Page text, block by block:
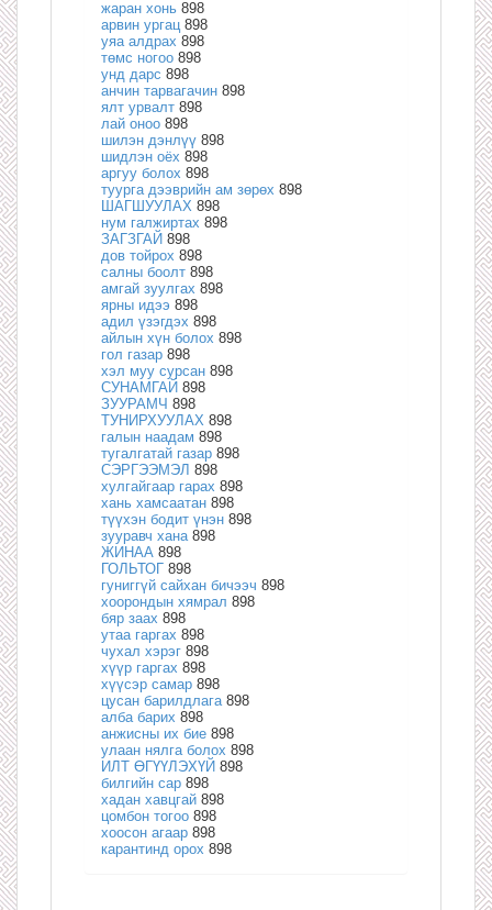
жаран хонь 898
арвин ургац 898
уяа алдрах 898
төмс ногоо 898
унд дарс 898
анчин тарвагачин 898
ялт урвалт 898
лай оноо 898
шилэн дэнлүү 898
шидлэн оёх 898
аргуу болох 898
туурга дээврийн ам зөрөх 898
ШАГШУУЛАХ 898
нум галжиртах 898
ЗАГЗГАЙ 898
дов тойрох 898
салны боолт 898
амгай зуулгах 898
ярны идээ 898
адил үзэгдэх 898
айлын хүн болох 898
гол газар 898
хэл муу сурсан 898
СУНАМГАЙ 898
ЗУУРАМЧ 898
ТУНИРХУУЛАХ 898
галын наадам 898
тугалгатай газар 898
СЭРГЭЭМЭЛ 898
хулгайгаар гарах 898
хань хамсаатан 898
түүхэн бодит үнэн 898
зууравч хана 898
ЖИНАА 898
ГОЛЬТОГ 898
гуниггүй сайхан бичээч 898
хоорондын хямрал 898
бяр заах 898
утаа гаргах 898
чухал хэрэг 898
хүүр гаргах 898
хүүсэр самар 898
цусан барилдлага 898
алба барих 898
анжисны их бие 898
улаан нялга болох 898
ИЛТ ӨГҮҮЛЭХҮЙ 898
билгийн сар 898
хадан хавцгай 898
цомбон тогоо 898
хоосон агаар 898
карантинд орох 898